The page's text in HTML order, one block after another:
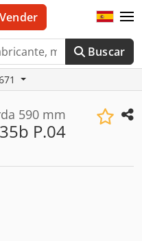
Buscar
Vender
590 mm
P.04